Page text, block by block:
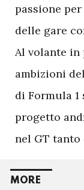
passione per
delle gare
Al volante in
ambizioni
di Formula 1
progetto
nel GT tanto
MORE